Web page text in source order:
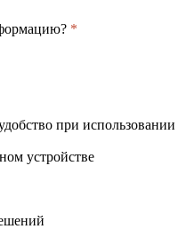
*
при использовании
устройстве